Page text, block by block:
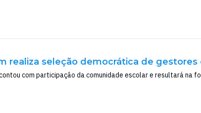
realiza seleção democrática de
com participação da comunidade escolar e resultará na